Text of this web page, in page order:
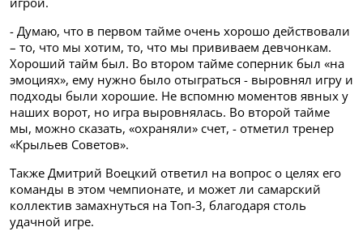
- Думаю, что в первом тайме очень хорошо действовали
– то, что мы хотим, то, что мы прививаем девчонкам.
Хороший тайм был. Во втором тайме соперник был «на
эмоциях», ему нужно было отыграться - выровнял игру и
подходы были хорошие. Не вспомню моментов явных у
наших ворот, но игра выровнялась. Во второй тайме
мы, можно сказать, «охраняли» счет, - отметил тренер
«Крыльев Советов».
Также Дмитрий Воецкий ответил на вопрос о целях его
команды в этом чемпионате, и может ли самарский
коллектив замахнуться на Топ-3, благодаря столь
удачной игре.